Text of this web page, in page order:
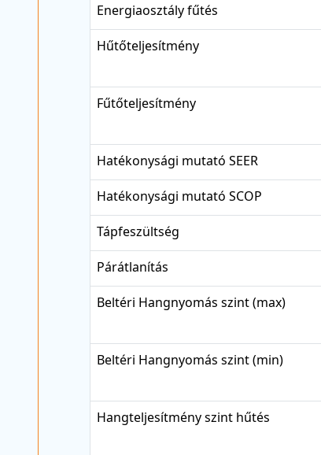
Energiaosztály fűtés
Hűtőteljesítmény
Fűtőteljesítmény
Hatékonysági mutató SEER
Hatékonysági mutató SCOP
Tápfeszültség
Párátlanítás
Beltéri Hangnyomás szint (max)
Beltéri Hangnyomás szint (min)
Hangteljesítmény szint hűtés